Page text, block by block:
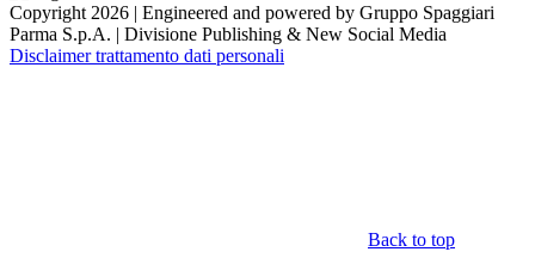
Copyright 2026 | Engineered and powered by Gruppo Spaggiari
Parma S.p.A. | Divisione Publishing & New Social Media
Disclaimer trattamento dati personali
Back to top